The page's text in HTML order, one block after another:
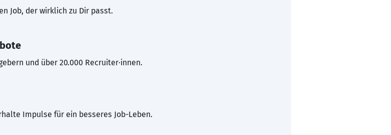
Job, der wirklich zu Dir passt.
und über 20.000 Recruiter·innen.
Impulse für ein besseres Job-Leben.